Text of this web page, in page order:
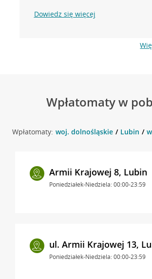
Dowiedz się więcej
Wpłatomaty w
Wpłatomaty: woj. dolnośląskie Lubin
Armii Krajowej 8, Lubin
Poniedziałek-Niedziela: 00:00-23:59
ul. Armii Krajowej 13,
Poniedziałek-Niedziela: 00:00-23:59